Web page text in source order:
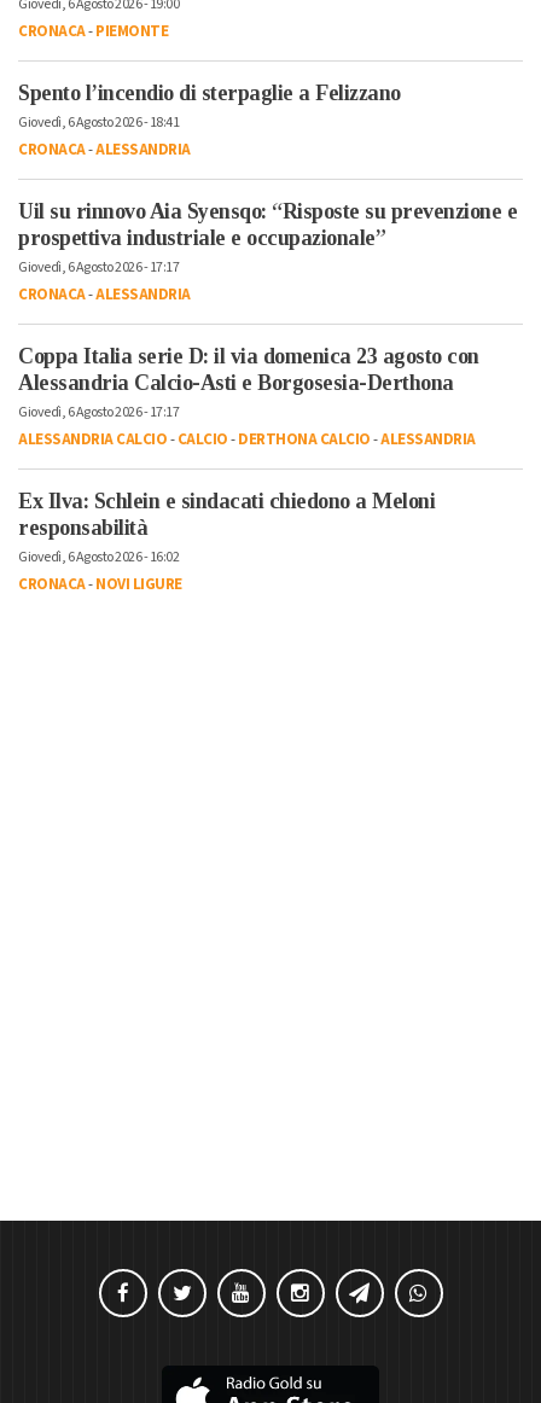
Giovedì, 6 Agosto 2026 - 19:00
CRONACA-PIEMONTE
Spento l’incendio di sterpaglie a Felizzano
Giovedì, 6 Agosto 2026 - 18:41
CRONACA-ALESSANDRIA
Uil su rinnovo Aia Syensqo: “Risposte su prevenzione e
prospettiva industriale e occupazionale”
Giovedì, 6 Agosto 2026 - 17:17
CRONACA-ALESSANDRIA
Coppa Italia serie D: il via domenica 23 agosto con
Alessandria Calcio-Asti e Borgosesia-Derthona
Giovedì, 6 Agosto 2026 - 17:17
ALESSANDRIA CALCIO-CALCIO-DERTHONA CALCIO-ALESSANDRIA
Ex Ilva: Schlein e sindacati chiedono a Meloni
responsabilità
Giovedì, 6 Agosto 2026 - 16:02
CRONACA-NOVI LIGURE